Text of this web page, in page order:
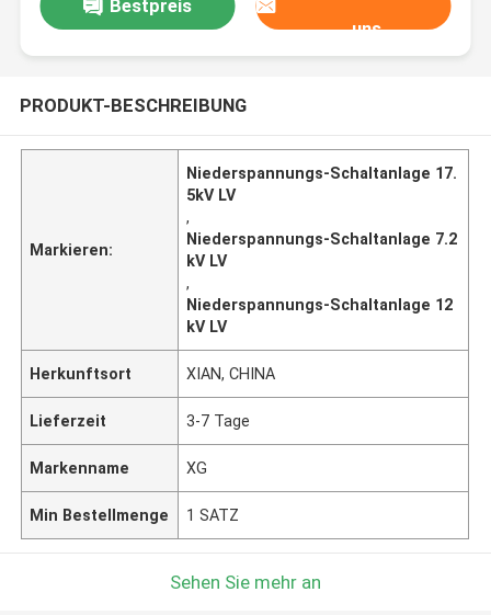
Bestpreis
uns
PRODUKT-BESCHREIBUNG
Markieren:
Niederspannungs-Schaltanlage 17.
5kV LV
,
Niederspannungs-Schaltanlage 7.2
kV LV
,
Niederspannungs-Schaltanlage 12
kV LV
Herkunftsort XIAN, CHINA
Lieferzeit 3-7 Tage
Markenname XG
Min Bestellmenge 1 SATZ
Sehen Sie mehr an